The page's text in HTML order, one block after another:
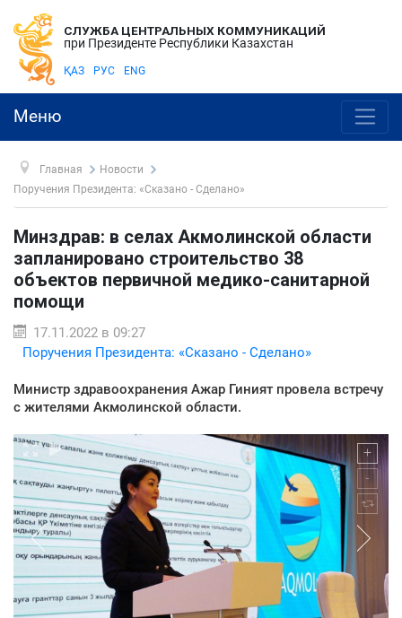
СЛУЖБА ЦЕНТРАЛЬНЫХ КОММУНИКАЦИЙ
при Президенте Республики Казахстан
ҚАЗ РУС ENG
Меню
Главная
Новости
Поручения Президента: «Сказано - Сделано»
Минздрав: в селах Акмолинской области
запланировано строительство 38
объектов первичной медико-санитарной
помощи
17.11.2022 в 09:27
Поручения Президента: «Сказано - Сделано»
Министр здравоохранения Ажар Гиният провела встречу
с жителями Акмолинской области.